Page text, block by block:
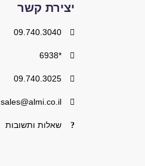
יצירת קשר
09.740.3040
*6938
09.740.3025
sales@almi.co.il
שאלות ותשובות